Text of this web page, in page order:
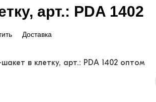
арт.: PDA 1402
Доставка